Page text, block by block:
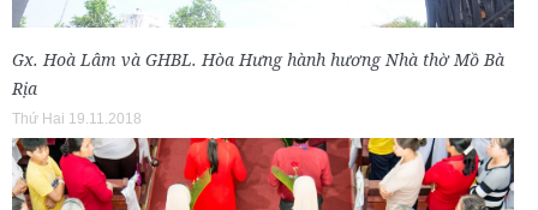
Gx. Hoà Lâm và GHBL. Hòa Hưng hành hương Nhà thờ Mồ Bà
Rịa
Thứ Hai 19.11.2018